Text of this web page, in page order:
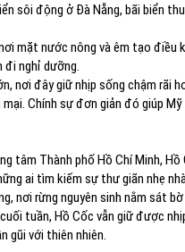
sôi động ở Đà Nẵng, bãi biển
mặt nước nông và êm tạo điều
đi nghỉ dưỡng.
nơi đây giữ nhịp sống chậm rãi
Chính sự đơn giản đó giúp
tâm Thành phố Hồ Chí Minh,
ai tìm kiếm sự thư giãn nhẹ
nơi rừng nguyên sinh nằm sát
tuần, Hồ Cốc vẫn giữ được
gũi với thiên nhiên.